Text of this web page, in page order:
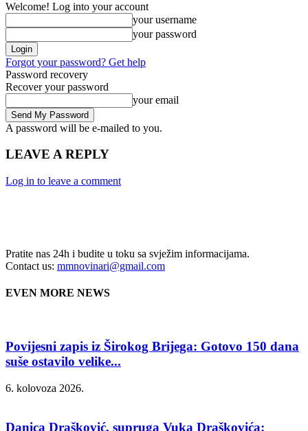
Welcome! Log into your account
your username
your password
Forgot your password? Get help
Password recovery
Recover your password
your email
A password will be e-mailed to you.
LEAVE A REPLY
Log in to leave a comment
Pratite nas 24h i budite u toku sa svježim informacijama.
Contact us: mmnovinari@gmail.com
EVEN MORE NEWS
Povijesni zapis iz Širokog Brijega: Gotovo 150 dana
suše ostavilo velike...
6. kolovoza 2026.
Danica Drašković, supruga Vuka Draškovića: